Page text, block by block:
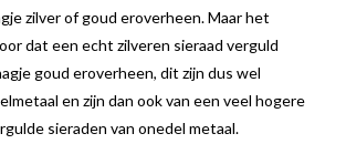
zilver of goud eroverheen. Maar het
dat een echt zilveren sieraad verguld
goud eroverheen, dit zijn dus wel
en zijn dan ook van een veel hogere
sieraden van onedel metaal.